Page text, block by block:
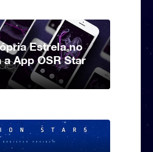
Estrela no
App OSR Star